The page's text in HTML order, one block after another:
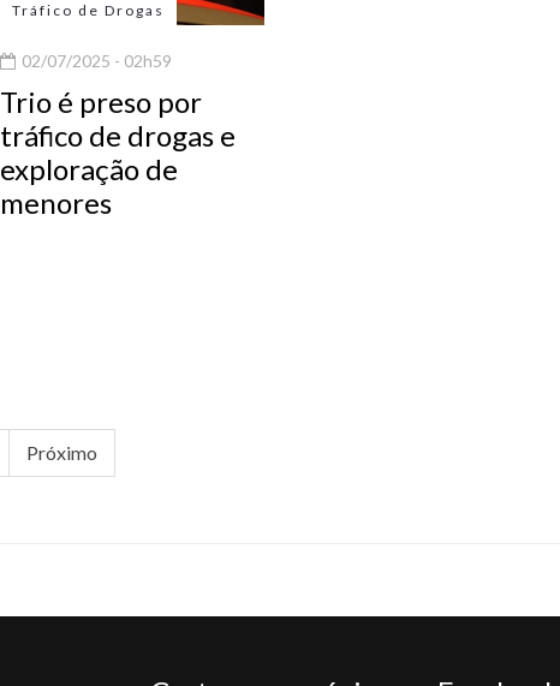
Tráfico de Drogas
02/07/2025 - 02h59
Trio é preso por
tráfico de drogas e
exploração de
menores
Próximo